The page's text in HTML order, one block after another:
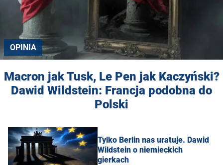
OPINIA
Macron jak Tusk, Le Pen jak Kaczyński?
Dawid Wildstein: Francja podobna do
Polski
Tylko Berlin nas uratuje. Dawid
Wildstein o niemieckich
gierkach